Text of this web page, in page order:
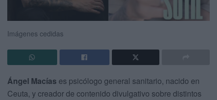
Imágenes cedidas
Ángel Macías es psicólogo general sanitario, nacido en
Ceuta, y creador de contenido divulgativo sobre distintos